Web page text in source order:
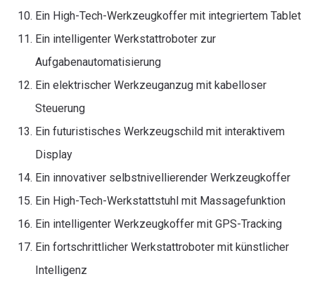
Ein High-Tech-Werkzeugkoffer mit integriertem Tablet
Ein intelligenter Werkstattroboter zur
Aufgabenautomatisierung
Ein elektrischer Werkzeuganzug mit kabelloser
Steuerung
Ein futuristisches Werkzeugschild mit interaktivem
Display
Ein innovativer selbstnivellierender Werkzeugkoffer
Ein High-Tech-Werkstattstuhl mit Massagefunktion
Ein intelligenter Werkzeugkoffer mit GPS-Tracking
Ein fortschrittlicher Werkstattroboter mit künstlicher
Intelligenz